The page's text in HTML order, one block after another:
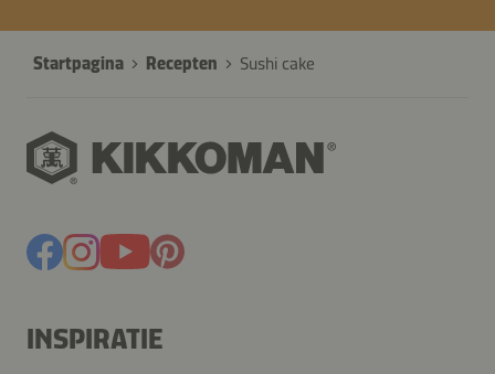
Startpagina Recepten Sushi cake
INSPIRATIE